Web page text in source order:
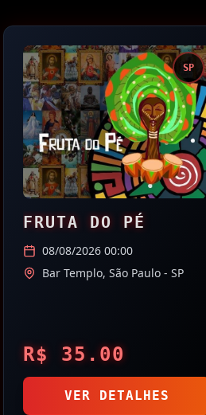
SP
FRUTA DO PÉ
08/08/2026 00:00
Bar Templo, São Paulo - SP
R$ 35.00
VER DETALHES